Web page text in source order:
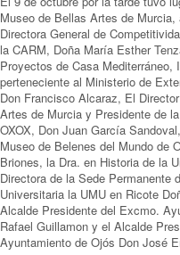
Museo de Bellas Artes de
Directora General de
la CARM, Doña María Esther
Proyectos de Casa Mediterráneo,
perteneciente al Ministerio de
Don Francisco Alcaraz, El
Artes de Murcia y Presidente de
OXOX, Don Juan García
Museo de Belenes del Mundo de
Briones, la Dra. en Historia de la
Directora de la Sede Permanente
Universitaria la UMU en Ricote
Alcalde Presidente del Excmo.
Rafael Guillamon y el Alcalde
Ayuntamiento de Ojós Don José